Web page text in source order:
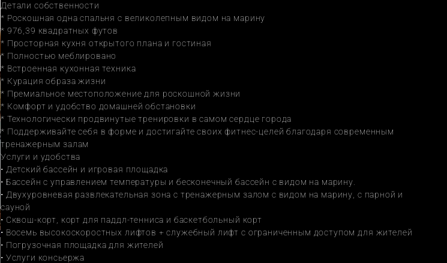
Детали собственности
* Роскошная одна спальня с великолепным видом на марину
* 976,39 квадратных футов
* Просторная кухня открытого плана и гостиная
* Полностью меблировано
* Встроенная кухонная техника
* Курация образа жизни
* Премиальное местоположение для роскошной жизни
* Комфорт и удобство домашней обстановки
* Технологически продвинутые тренировки в самом сердце города
* Поддерживайте себя в форме и достигайте своих фитнес-целей благодаря современным
тренажерным залам
Услуги и удобства
• Детский бассейн и игровая площадка
• Бассейн с управлением температуры и бесконечный бассейн с видом на марину.
• Двухуровневая развлекательная зона с тренажерным залом с видом на марину, с парной и
сауной
• Сквош-корт, корт для паддл-тенниса и баскетбольный корт
• Восемь высокоскоростных лифтов + служебный лифт с ограниченным доступом для жителей
• Погрузочная площадка для жителей
• Услуги консьержа